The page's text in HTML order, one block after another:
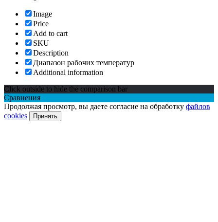
Image
Price
Add to cart
SKU
Description
Диапазон рабочих температур
Additional information
Click outside to hide the comparison bar
Сравнения
Продолжая просмотр, вы даете согласие на обработку файлов
cookies
Принять